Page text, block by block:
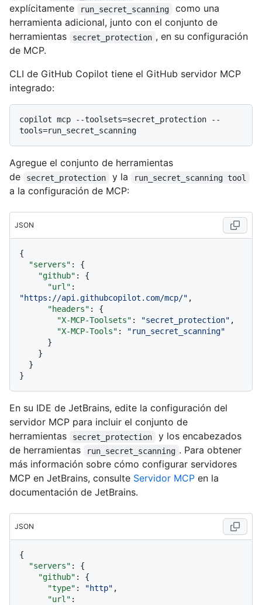
explícitamente
run_secret_scanning
como una
herramienta adicional, junto con el conjunto de
herramientas
secret_protection , en su configuración
de MCP.
CLI de GitHub Copilot tiene el GitHub servidor MCP
integrado:
copilot mcp --toolsets=secret_protection --
Agregue el conjunto de herramientas
de
secret_protection y la run_secret_scanning tool
a la configuración de MCP:
JSON
{
"servers" :
{
"github" :
{
"url" :
"https://api.githubcopilot.com/mcp/" ,
"headers" :
{
"X-MCP-Toolsets" : "secret_protection" ,
"X-MCP-Tools" :
"run_secret_scanning"
}
}
}
}
En su IDE de JetBrains, edite la configuración del
servidor MCP para incluir el conjunto de
herramientas
secret_protection
y los encabezados
de herramientas
run_secret_scanning . Para obtener
más información sobre cómo configurar servidores
MCP en JetBrains, consulte Servidor MCP en la
documentación de JetBrains.
JSON
{
"servers" :
{
"github" :
{
"type" : "http" ,
"url" :